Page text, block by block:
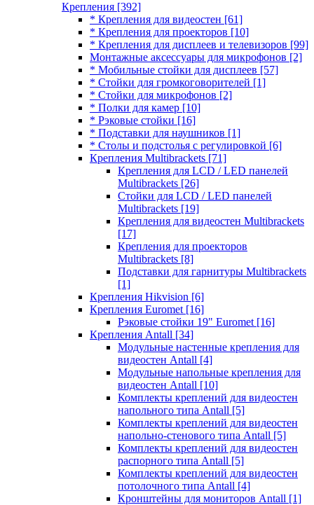
Крепления [392]
* Крепления для видеостен [61]
* Крепления для проекторов [10]
* Крепления для дисплеев и телевизоров [99]
Монтажные аксессуары для микрофонов [2]
* Мобильные стойки для дисплеев [57]
* Стойки для громкоговорителей [1]
* Стойки для микрофонов [2]
* Полки для камер [10]
* Рэковые стойки [16]
* Подставки для наушников [1]
* Столы и подстолья с регулировкой [6]
Крепления Multibrackets [71]
Крепления для LCD / LED панелей
Multibrackets [26]
Стойки для LCD / LED панелей
Multibrackets [19]
Крепления для видеостен Multibrackets
[17]
Крепления для проекторов
Multibrackets [8]
Подставки для гарнитуры Multibrackets
[1]
Крепления Hikvision [6]
Крепления Euromet [16]
Рэковые стойки 19" Euromet [16]
Крепления Antall [34]
Модульные настенные крепления для
видеостен Antall [4]
Модульные напольные крепления для
видеостен Antall [10]
Комплекты креплений для видеостен
напольного типа Antall [5]
Комплекты креплений для видеостен
напольно-стенового типа Antall [5]
Комплекты креплений для видеостен
распорного типа Antall [5]
Комплекты креплений для видеостен
потолочного типа Antall [4]
Кронштейны для мониторов Antall [1]